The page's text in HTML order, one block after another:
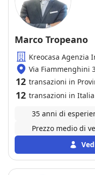
Marco Tropeano
Kreocasa Agenzia
Via Fiammenghini
12 transazioni in
12 transazioni in Italia
35 anni di
Prezzo medio di